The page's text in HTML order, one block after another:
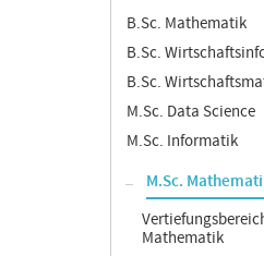
B.Sc. Mathematik
B.Sc.
B.Sc.
M.Sc. Data Science
M.Sc. Informatik
M.Sc.
Mathematik